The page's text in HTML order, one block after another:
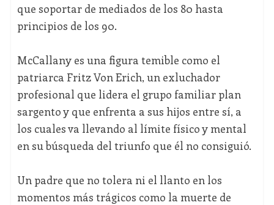
que soportar de mediados de los 80 hasta
principios de los 90.
McCallany es una figura temible como el
patriarca Fritz Von Erich, un exluchador
profesional que lidera el grupo familiar plan
sargento y que enfrenta a sus hijos entre sí, a
los cuales va llevando al límite físico y mental
en su búsqueda del triunfo que él no consiguió.
Un padre que no tolera ni el llanto en los
momentos más trágicos como la muerte de